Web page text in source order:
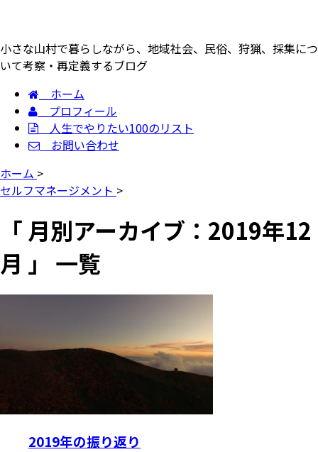
小さな山村で暮らしながら、地域社会、民俗、狩猟、採集につ
いて考察・再定義するブログ
ホーム
プロフィール
人生でやりたい100のリスト
お問い合わせ
ホーム >
セルフマネージメント >
「 月別アーカイブ：2019年12
月 」 一覧
2019年の振り返り